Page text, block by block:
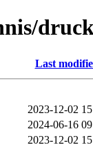
Last
2023-12-02
2024-06-16
2023-12-02